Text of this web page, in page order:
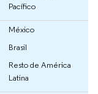
Pacífico
México
Brasil
Resto de América
Latina